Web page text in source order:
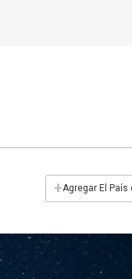
+Agregar El País